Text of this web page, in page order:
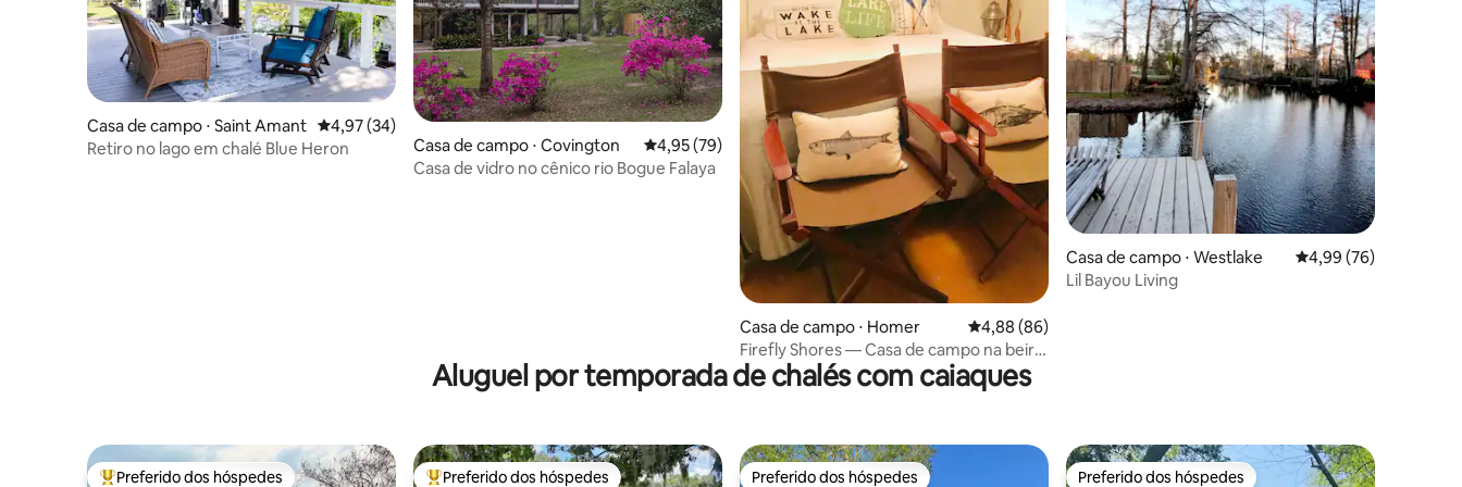
Casa de campo ⋅ Saint Amant 4,97 de uma avaliação média de 5, 34 avaliações
4,97 (34)
Retiro no lago em chalé Blue Heron
Casa de campo ⋅ Covington 4,95 de uma avaliação média de 5, 79 avaliações
4,95 (79)
Casa de vidro no cênico rio Bogue Falaya
Casa de campo ⋅ Homer 4,88 de uma avaliação média de 5, 86 avaliações
4,88 (86)
Firefly Shores — Casa de campo na beira
do lago com 1 quarto e loft
Casa de campo ⋅ Westlake 4,99 de uma
4,99 (76)
Lil Bayou Living
Aluguel por temporada de chalés com caiaques
Preferido dos hóspedes Preferido dos hóspedes Preferido dos hóspedes Preferido dos hóspedes